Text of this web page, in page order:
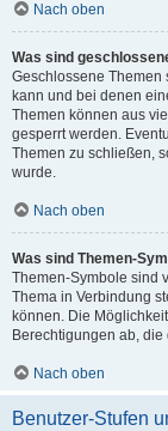
Nach oben
Was sind
Geschlossene Themen
kann und bei denen
Themen können aus
gesperrt werden.
Themen zu schließen,
wurde.
Nach oben
Was sind Themen-
Themen-Symbole sind
Thema in Verbindung
können. Die
Berechtigungen ab,
Nach oben
Benutzer-Stufen